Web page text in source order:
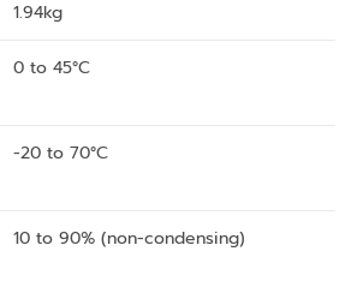
1.94kg
0 to 45°C
-20 to 70°C
10 to 90% (non-condensing)